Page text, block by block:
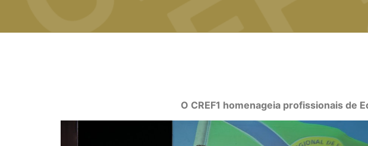
O CREF1 homenageia profissionais de